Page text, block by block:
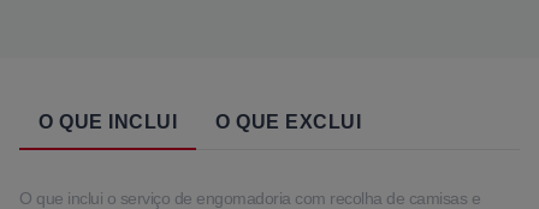
O QUE INCLUI O QUE EXCLUI
O que inclui o serviço de engomadoria com recolha de camisas e